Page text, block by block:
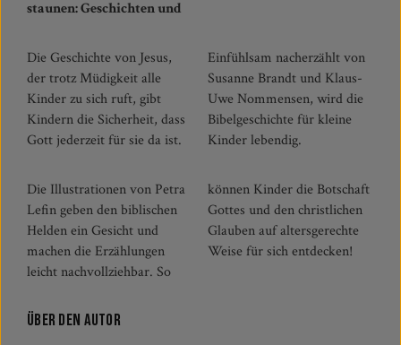
staunen: Geschichten und
Die Geschichte von Jesus,
der trotz Müdigkeit alle
Kinder zu sich ruft, gibt
Kindern die Sicherheit, dass
Gott jederzeit für sie da ist.
Einfühlsam nacherzählt von
Susanne Brandt und Klaus-
Uwe Nommensen, wird die
Bibelgeschichte für kleine
Kinder lebendig.
Die Illustrationen von Petra
Lefin geben den biblischen
Helden ein Gesicht und
machen die Erzählungen
leicht nachvollziehbar. So
können Kinder die Botschaft
Gottes und den christlichen
Glauben auf altersgerechte
Weise für sich entdecken!
Über den Autor